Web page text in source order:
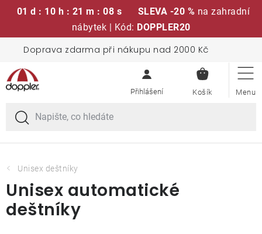
01 d : 10 h : 21 m : 08 s SLEVA -20 % na zahradní
nábytek | Kód: DOPPLER20
obsah
Doprava zdarma při nákupu nad 2000 Kč
KOŠÍK
Sedací soupravy
Slunečníky
Křesla a židle
Stoly
Unisex deštníky
Unisex automatické
deštníky